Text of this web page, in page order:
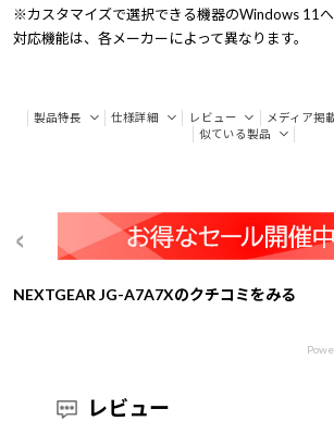
※カスタマイズで選択できる機器のWindows 11
対応機能は、各メーカーによって異なります。
製品特長 仕様詳細 レビュー メディア掲
似ている製品
NEXTGEAR JG-A7A7Xのクチコミをみる
レビュー